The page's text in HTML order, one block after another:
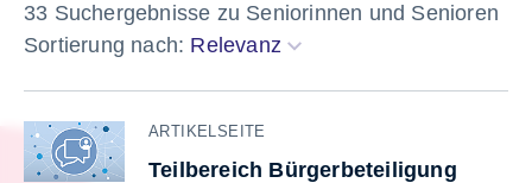
33 Suchergebnisse zu Seniorinnen und Senioren
Sortierung nach: Relevanz
ARTIKELSEITE
Teilbereich Bürgerbeteiligung